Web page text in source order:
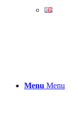
Menu Menu